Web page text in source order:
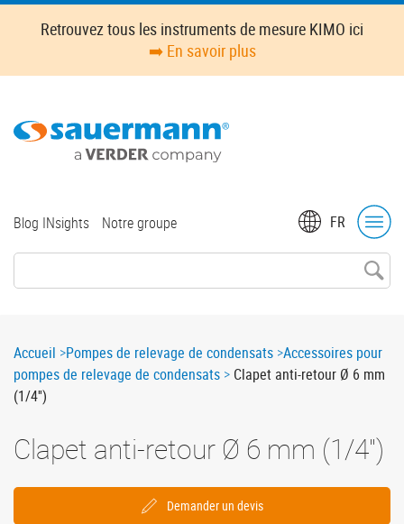
Skip
content
Retrouvez tous les instruments de mesure KIMO ici
➡️ En savoir plus
FR
Top
Blog INsights Notre groupe
Breadcrumb
Accueil Pompes de relevage de condensats Accessoires pour
pompes de relevage de condensats
Clapet anti-retour Ø 6 mm
(1/4'')
Clapet anti-retour Ø 6 mm (1/4'')
Demander un devis